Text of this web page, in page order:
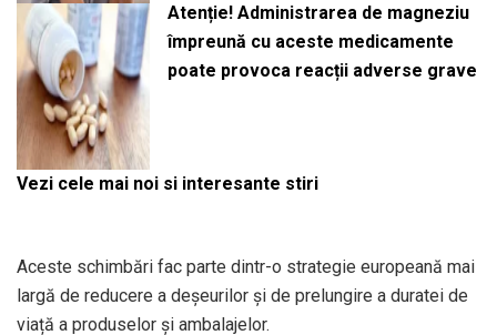
Atenție! Administrarea de magneziu
împreună cu aceste medicamente
poate provoca reacții adverse grave
Vezi cele mai noi si interesante stiri
Aceste schimbări fac parte dintr-o strategie europeană mai
largă de reducere a deșeurilor și de prelungire a duratei de
viață a produselor și ambalajelor.